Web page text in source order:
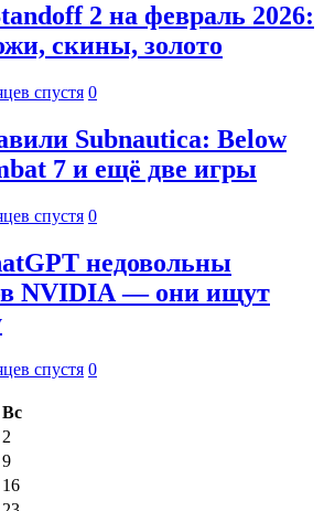
2 на февраль 2026:
скины, золото
спустя 0
Subnautica: Below
7 и ещё две игры
спустя 0
недовольны
NVIDIA — они ищут
спустя 0
Вс
2
9
16